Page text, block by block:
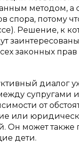
методом, а
спора, потому
Решение, к
законных
диалог
супругами
от
или
может также
дети.